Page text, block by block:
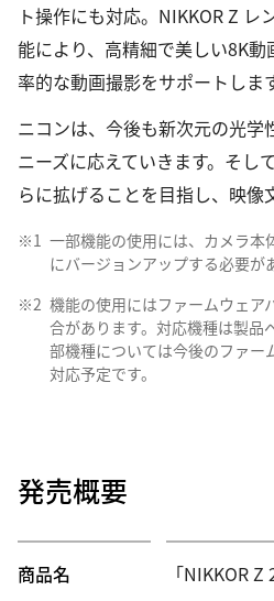
ト操作にも対応。NIKKOR Z レ
能により、高精細で美しい8K
率的な動画撮影をサポートします
ニコンは、今後も新次元の光学
ニーズに応えていきます。そし
らに拡げることを目指し、映像
※1 一部機能の使用には、カメラ本
にバージョンアップする必要が
※2 機能の使用にはファームウェア
合があります。対応機種は製品
部機種については今後のファー
対応予定です。
発売概要
商品名 「NIKKOR